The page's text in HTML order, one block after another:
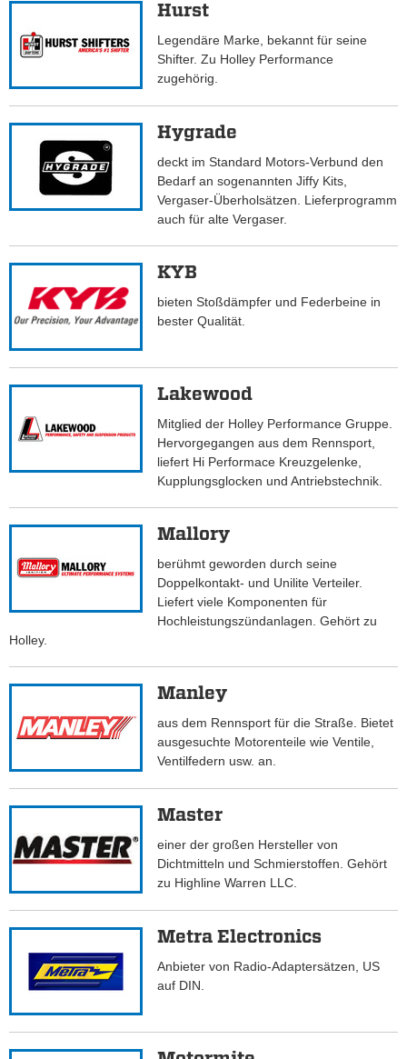
Hurst
Legendäre Marke, bekannt für seine
Shifter. Zu Holley Performance
zugehörig.
Hygrade
deckt im Standard Motors-Verbund den
Bedarf an sogenannten Jiffy Kits,
Vergaser-Überholsätzen. Lieferprogramm
auch für alte Vergaser.
KYB
bieten Stoßdämpfer und Federbeine in
bester Qualität.
Lakewood
Mitglied der Holley Performance Gruppe.
Hervorgegangen aus dem Rennsport,
liefert Hi Performace Kreuzgelenke,
Kupplungsglocken und Antriebstechnik.
Mallory
berühmt geworden durch seine
Doppelkontakt- und Unilite Verteiler.
Liefert viele Komponenten für
Hochleistungszündanlagen. Gehört zu
Holley.
Manley
aus dem Rennsport für die Straße. Bietet
ausgesuchte Motorenteile wie Ventile,
Ventilfedern usw. an.
Master
einer der großen Hersteller von
Dichtmitteln und Schmierstoffen. Gehört
zu Highline Warren LLC.
Metra Electronics
Anbieter von Radio-Adaptersätzen, US
auf DIN.